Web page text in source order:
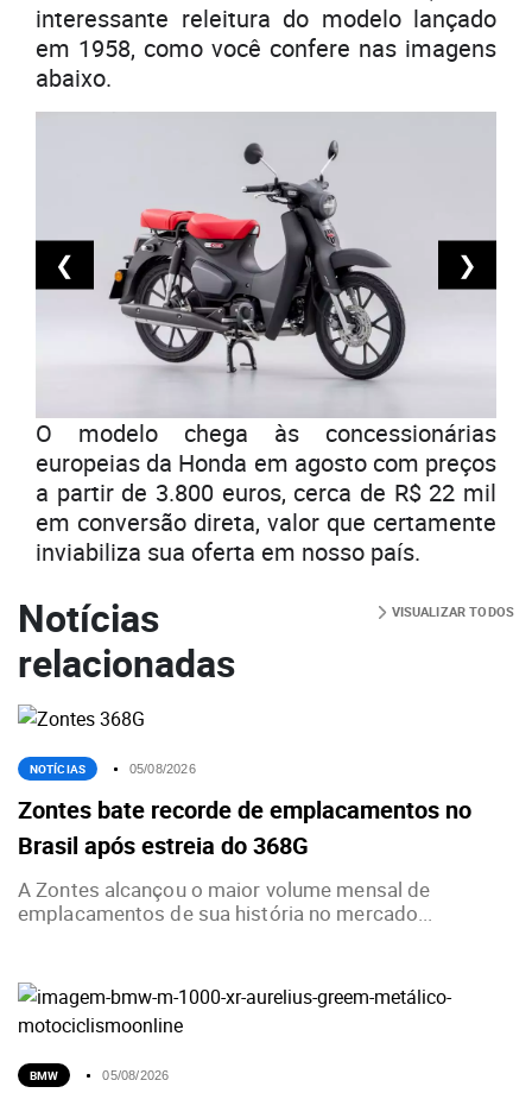
interessante releitura do modelo lançado
em 1958, como você confere nas imagens
abaixo.
❮ ❯
O modelo chega às concessionárias
europeias da Honda em agosto com preços
a partir de 3.800 euros, cerca de R$ 22 mil
em conversão direta, valor que certamente
inviabiliza sua oferta em nosso país.
Notícias
relacionadas
VISUALIZAR TODOS
NOTÍCIAS 05/08/2026
Zontes bate recorde de emplacamentos no
Brasil após estreia do 368G
A Zontes alcançou o maior volume mensal de
emplacamentos de sua história no mercado...
BMW 05/08/2026